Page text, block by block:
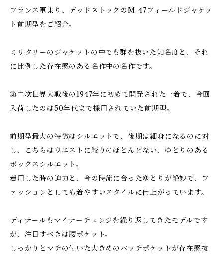
フランス軍より、デッドストックのM-47フィールドジャケッ
ト前期型をご紹介。
ミリタリーのジャケットの中でも群を抜いた知名度と、それ
に比例した存在感のある名作中の名作です。
第二次世界大戦後の1947年に初めて開発された一着で、今回
入荷したのは50年代まで採用されていた前期型。
前期型最大の特徴はシルエットで、後期は細身になるのに対
し、こちらはウエストに絞りのほとんどない、ゆとりのある
ボックスシルエット。
着用した時の迫力と、今の時流に合ったゆとりが絶妙で、フ
ァッションとしても着やすいスタイルに仕上がっています。
ディテールもマイナーチェンジを繰り返してきたモデルです
が、注目すべきは腰ポケット。
しっかりとマチの付いた大きめのパッチポケットが存在感抜